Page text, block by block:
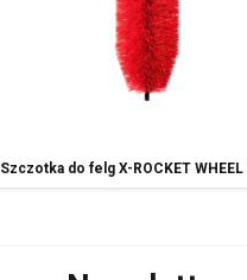
Szczotka do felg X-ROCKET WHEEL